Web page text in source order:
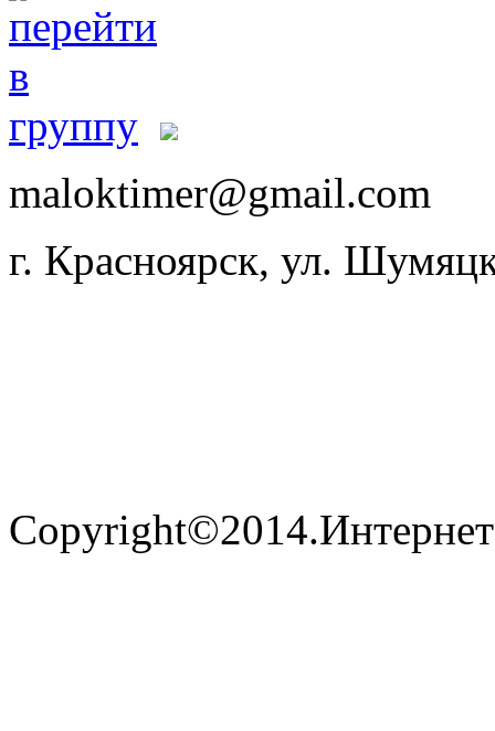
maloktimer@gmail.com
г. Красноярск, ул.